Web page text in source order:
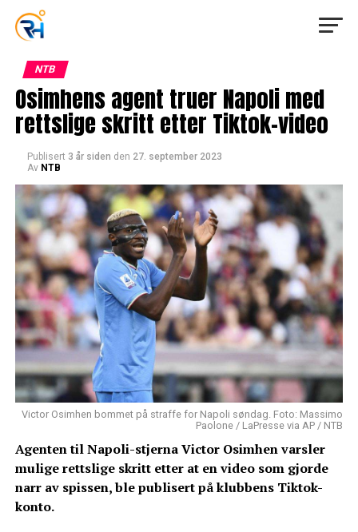
NTB
Osimhens agent truer Napoli med
rettslige skritt etter Tiktok-video
Publisert 3 år siden den 27. september 2023
Av NTB
Victor Osimhen bommet på straffe for Napoli søndag. Foto: Massimo
Paolone / LaPresse via AP / NTB
Agenten til Napoli-stjerna Victor Osimhen varsler
mulige rettslige skritt etter at en video som gjorde
narr av spissen, ble publisert på klubbens Tiktok-
konto.